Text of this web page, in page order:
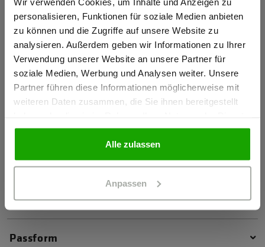
personalisieren, Funktionen für soziale Medien anbieten
zu können und die Zugriffe auf unsere Website zu
analysieren. Außerdem geben wir Informationen zu Ihrer
Verwendung unserer Website an unsere Partner für
soziale Medien, Werbung und Analysen weiter. Unsere
Partner führen diese Informationen möglicherweise mit
weiteren Daten zusammen, die Sie ihnen bereitgestellt
gesammelt haben.
Alle zulassen
Anpassen
4-Wege-Stretch
Kein Einsatz von PFAS
Zertifizierungen
Jacke: EN 20471 Klasse 3, Kombinationsgruppe: A
Zur Konformitätserklärung und den Herstellerinfos
Material & Pflege
Passform
Gewerbetreibender?
Ich bestätige, dass ich Gewerbetreibender bin. Alle
Preise werden netto ausgewiesen.